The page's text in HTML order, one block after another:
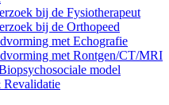
bij de Fysiotherapeut
bij de Orthopeed
met Echografie
met Rontgen/CT/MRI
model
Revalidatie